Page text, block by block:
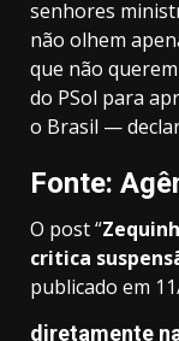
senhores
não olhem
que não
do PSol para
o Brasil —
Fonte:
O post “
critica
publicado em
diretamente